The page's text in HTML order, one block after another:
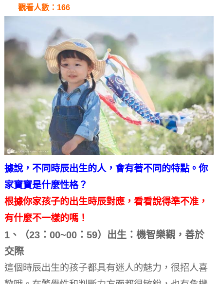
觀看人數：166
據說，不同時辰出生的人，會有著不同的特點。你
家寶寶是什麼性格？
根據你家孩子的出生時辰對應，看看說得準不准，
有什麼不一樣的嗎！
1、（23：00~00：59）出生：機智樂觀，善於
交際
這個時辰出生的孩子都具有迷人的魅力，很招人喜